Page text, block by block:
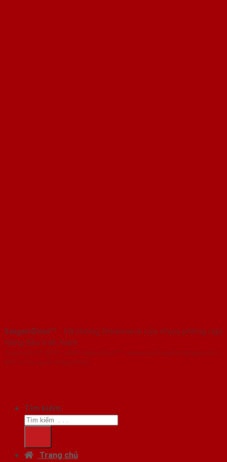
SaigonDoor™ - Hệ thống Showroom cửa nhựa phòng ngủ
hàng đầu Việt Nam
Copyright ⓒ 2016 – 2026 SaigonDoor™ - www.cuanhuaphongngu.com |
Đơn vị chủ quản SaigonDoor
Tìm kiếm:
Trang chủ